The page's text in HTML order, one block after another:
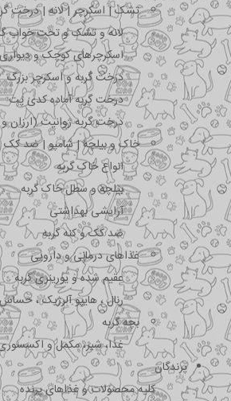
تشک | اسکرچر | لانه | درخت
لانه و تشک و تخت خواب
اسکرچرهای کوچک و دیواری
درخت گربه و اسکرچر بزرگ
درخت گربه آماده کدی پت
درخت گربه ژوانیت (ارزان
خاک و بیلچه | شامپو | ضد کک
انواع خاک گربه
بیلچه و سطل خاک گربه
آرایشی بهداشتی
ضد کک و کنه گربه
غذاهای درمانی و دارویی
عقیم شده و یورینری گربه
رنال ، هایپو آلرژیک ، حساس
بچه گربه
غذا، شیر، مکمل و
پرندگان
کلیه محصولات و غذاهای پرنده